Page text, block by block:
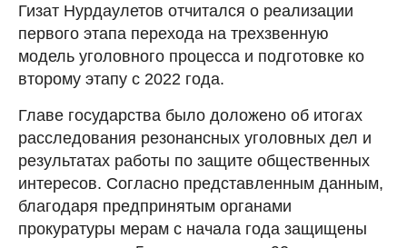
Гизат Нурдаулетов отчитался о реализации
первого этапа перехода на трехзвенную
модель уголовного процесса и подготовке ко
второму этапу с 2022 года.
Главе государства было доложено об итогах
расследования резонансных уголовных дел и
результатах работы по защите общественных
интересов. Согласно представленным данным,
благодаря предпринятым органами
прокуратуры мерам с начала года защищены